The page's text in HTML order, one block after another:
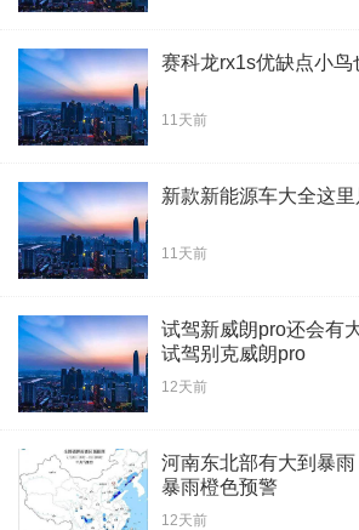
赛科龙rx1s优缺点小鸟
11天前
新款新能源车大全这
11天前
试驾新威朗pro还会有
试驾别克威朗pro
12天前
河南东北部有大到暴
暴雨橙色预警
12天前